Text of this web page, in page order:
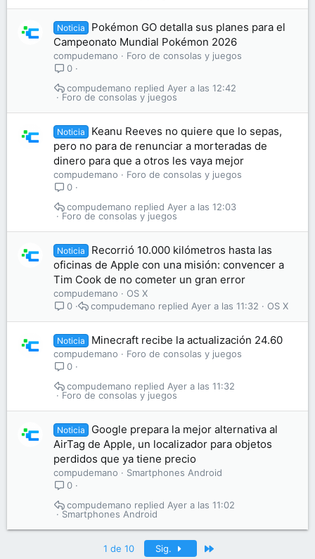
Noticia
Pokémon GO detalla sus planes para el
Campeonato Mundial Pokémon 2026
compudemano
Foro de consolas y juegos
0
Foro de consolas y juegos
Ayer a las 12:42
compudemano
Noticia
Keanu Reeves no quiere que lo sepas,
pero no para de renunciar a morteradas de
dinero para que a otros les vaya mejor
compudemano
Foro de consolas y juegos
0
Foro de consolas y juegos
Ayer a las 12:03
compudemano
Noticia
Recorrió 10.000 kilómetros hasta las
oficinas de Apple con una misión: convencer a
Tim Cook de no cometer un gran error
compudemano
OS X
0
OS X
Ayer a las 11:32
compudemano
Noticia Minecraft recibe la actualización 24.60
compudemano
Foro de consolas y juegos
0
Foro de consolas y juegos
Ayer a las 11:32
compudemano
Noticia
Google prepara la mejor alternativa al
AirTag de Apple, un localizador para objetos
perdidos que ya tiene precio
compudemano
Smartphones Android
0
Smartphones Android
Ayer a las 11:02
compudemano
1 de 10 Sig.